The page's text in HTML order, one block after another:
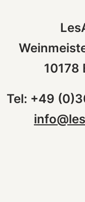
10178
Tel: +49